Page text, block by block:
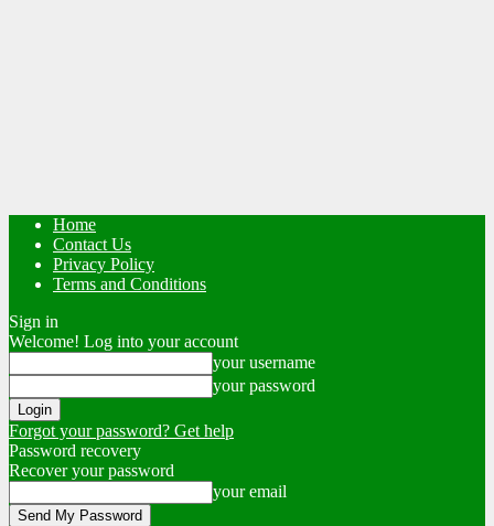
Home
Contact Us
Privacy Policy
Terms and Conditions
Sign in
Welcome! Log into your account
your username
your password
Forgot your password? Get help
Password recovery
Recover your password
your email